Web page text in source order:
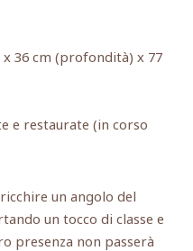
x 36 cm (profondità) x 77
e restaurate (in corso
un angolo del
un tocco di classe e
presenza non passerà